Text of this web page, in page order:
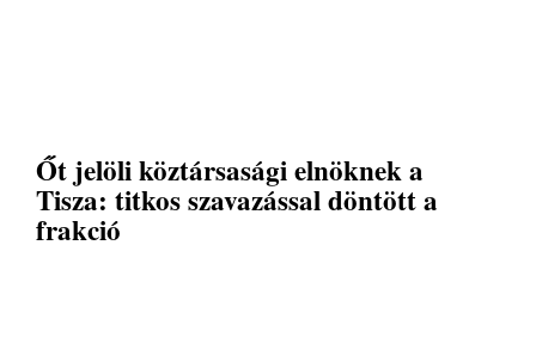
Őt jelöli köztársasági elnöknek a
Tisza: titkos szavazással döntött a
frakció